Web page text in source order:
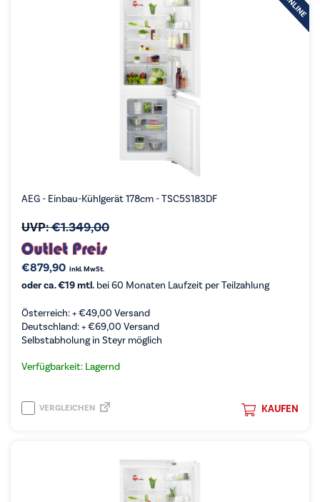
AEG - Einbau-Kühlgerät 178cm - TSC5S183DF
UVP:€1.349,00
€879,90 inkl. MwSt.
oder ca. €19 mtl. bei 60 Monaten Laufzeit per Teilzahlung
Österreich: +€49,00 Versand
Deutschland: +€69,00 Versand
Selbstabholung in Steyr möglich
Verfügbarkeit: Lagernd
KAUFEN
VERGLEICHEN